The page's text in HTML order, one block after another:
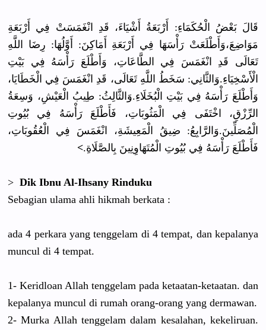
قَالَ بَعْضُ الْحُكَمَاءِ: أَرْبَعَةُ أَشْيَاءَ، قَدِ انْغَمَسَتْ فِي أَرْبَعَةِ
مَوَاضِعَ،وَأَطْلَعَتْ رَأْسَهَا فِي أَرْبَعَةِ أَمَاكِنَ: أَوَّلُهَا: رِضَا اللَّهِ
تَعَالَى قَدِ انْغَمَسَ فِي الطَّاعَاتِ، وَأَطْلَعَ رَأْسَهُ فِي بَيْتِ
الْأَسْخِيَاءِ.وَالثَّانِي: سَخَطُ اللَّهِ تَعَالَى، قَدِ انْغَمَسَ فِي الْخَطَايَا،
وَأَطْلَعَ رَأْسَهُ فِي بَيْتِ الْبُخَلَاءِ.وَالثَّالِثُ: طِيبُ الْعَيْشِ، وَسِعَةُ
الرِّزْقِ، اخْتَفَى فِي الْمَثُوبَاتِ، فَأَطْلَعَ رَأْسَهُ فِي بُيُوتِ
الْمُصَلِّينَ.وَالرَّابِعُ: ضِيقُ الْمَعِيشَةِ، انْغَمَسَ فِي الْعُقُوبَاتِ،
فَأَطْلَعَ رَأْسَهُ فِي بُيُوتِ الْمُتَهَاوِنِينَ بِالصَّلَاةِ.>
> Dik Ibnu Al-Ihsany Rinduku
Sebagian ulama ahli hikmah berkata :
ada 4 perkara yang tenggelam di 4 tempat, dan kepalanya
muncul di 4 tempat.
1- Keridloan Allah tenggelam pada ketaatan-ketaatan. dan
kepalanya muncul di rumah orang-orang yang dermawan.
2- Murka Allah tenggelam dalam kesalahan, kekeliruan.